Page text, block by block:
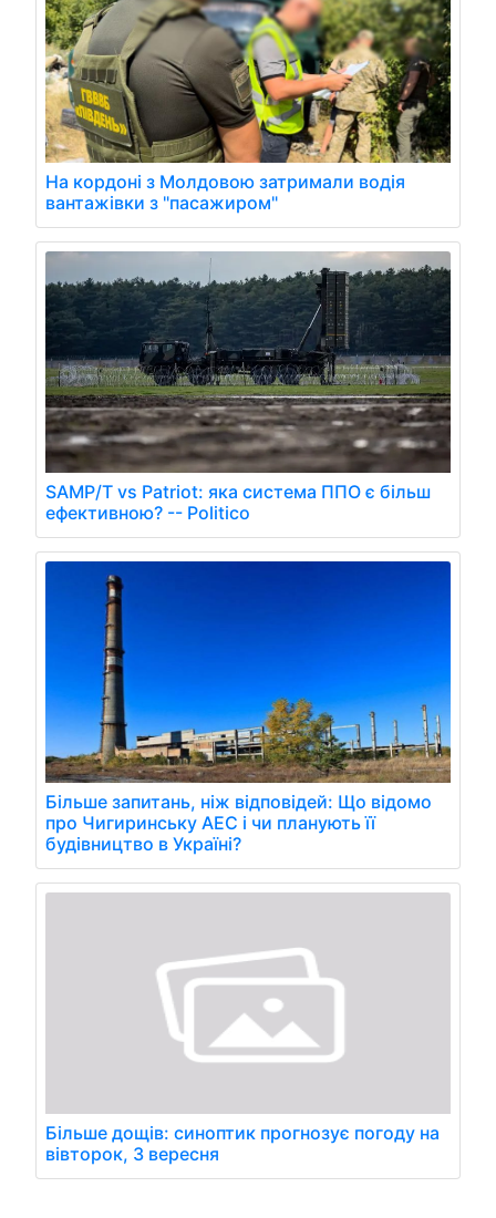
На кордоні з Молдовою затримали водія
вантажівки з "пасажиром"
SAMP/T vs Patriot: яка система ППО є більш
ефективною? -- Politico
Більше запитань, ніж відповідей: Що відомо
про Чигиринську АЕС і чи планують її
будівництво в Україні?
Більше дощів: синоптик прогнозує погоду на
вівторок, 3 вересня